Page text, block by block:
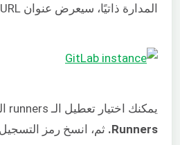
المدارة ذاتيًا، سيعرض عنوان URL نطاق الخادم الذي تعمل عليه نسخة GitLab الخاصة بك:
يمكنك اختيار تعطيل الـ runners المشتركة لهذا المشروع عن طريق تبديل المفتاح في القسم الأيمن تحت
Runners. ثم، انسخ رمز